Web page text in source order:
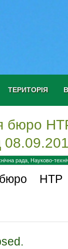
ТЕРИТОРІЯ
бюро
рада Науково-
НТР